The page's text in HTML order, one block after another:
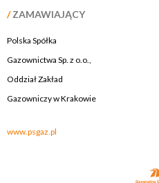
/ZAMAWIAJĄCY
Polska Spółka
Gazownictwa Sp. z o.o.,
Oddział Zakład
Gazowniczy w Krakowie
www.psgaz.pl